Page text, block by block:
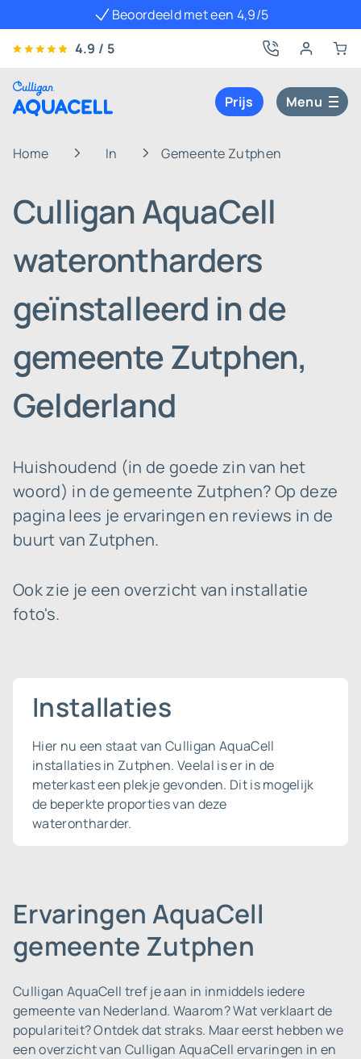
Beoordeeld met een 4,9/5
4.9 / 5
Prijs Menu
Home In Gemeente Zutphen
Culligan AquaCell
waterontharders
geïnstalleerd in de
gemeente Zutphen,
Gelderland
Huishoudend (in de goede zin van het
woord) in de gemeente Zutphen? Op deze
pagina lees je ervaringen en reviews in de
buurt van Zutphen.
Ook zie je een overzicht van installatie
foto's.
Installaties
Hier nu een staat van Culligan AquaCell
installaties in Zutphen. Veelal is er in de
meterkast een plekje gevonden. Dit is mogelijk
de beperkte proporties van deze
waterontharder.
Ervaringen AquaCell
gemeente Zutphen
Culligan AquaCell tref je aan in inmiddels iedere
gemeente van Nederland. Waarom? Wat verklaart de
populariteit? Ontdek dat straks. Maar eerst hebben we
een overzicht van Culligan AquaCell ervaringen in en